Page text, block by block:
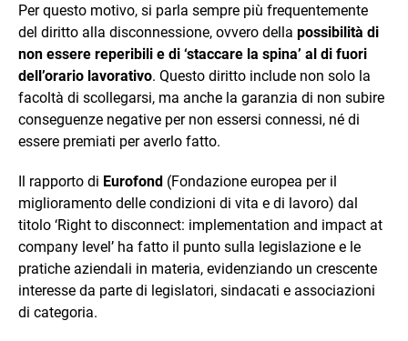
Per questo motivo, si parla sempre più frequentemente
del diritto alla disconnessione, ovvero della possibilità di
non essere reperibili e di ‘staccare la spina’ al di fuori
dell’orario lavorativo. Questo diritto include non solo la
facoltà di scollegarsi, ma anche la garanzia di non subire
conseguenze negative per non essersi connessi, né di
essere premiati per averlo fatto.
Il rapporto di Eurofond (Fondazione europea per il
miglioramento delle condizioni di vita e di lavoro) dal
titolo ‘Right to disconnect: implementation and impact at
company level’ ha fatto il punto sulla legislazione e le
pratiche aziendali in materia, evidenziando un crescente
interesse da parte di legislatori, sindacati e associazioni
di categoria.